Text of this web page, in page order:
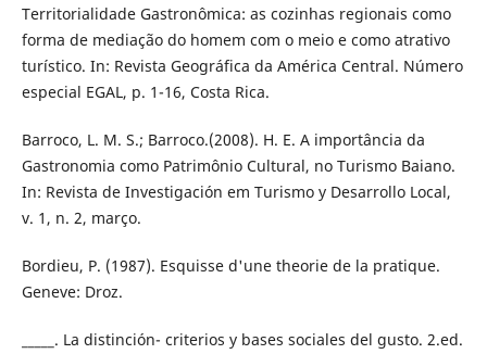
Territorialidade Gastronômica: as cozinhas regionais como
forma de mediação do homem com o meio e como atrativo
turístico. In: Revista Geográfica da América Central. Número
especial EGAL, p. 1-16, Costa Rica.
Barroco, L. M. S.; Barroco.(2008). H. E. A importância da
Gastronomia como Patrimônio Cultural, no Turismo Baiano.
In: Revista de Investigación em Turismo y Desarrollo Local,
v. 1, n. 2, março.
Bordieu, P. (1987). Esquisse d'une theorie de la pratique.
Geneve: Droz.
_____. La distinción- criterios y bases sociales del gusto. 2.ed.